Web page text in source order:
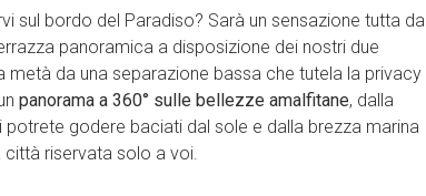
sul bordo del Paradiso? Sarà un sensazione tutta da
panoramica a disposizione dei nostri due
da una separazione bassa che tutela la privacy
panorama a 360° sulle bellezze amalfitane, dalla
godere baciati dal sole e dalla brezza marina
città riservata solo a voi.